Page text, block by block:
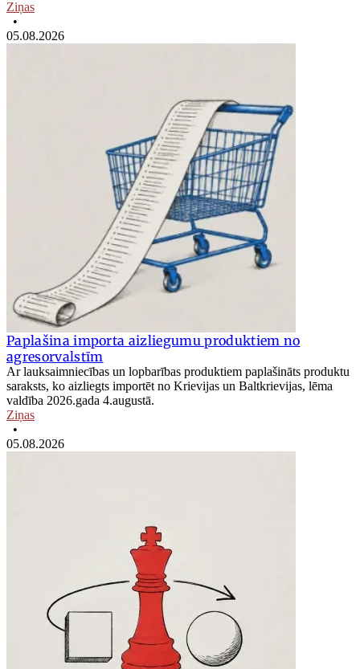
Ziņas
•
05.08.2026
Paplašina importa aizliegumu produktiem no
agresorvalstīm
Ar lauksaimniecības un lopbarības produktiem paplašināts produktu
saraksts, ko aizliegts importēt no Krievijas un Baltkrievijas, lēma
valdība 2026.gada 4.augustā.
Ziņas
•
05.08.2026